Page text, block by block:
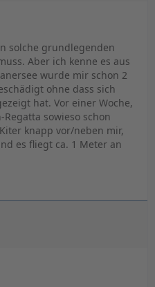
solche grundlegenden
Aber ich kenne es aus
wurde mir schon 2
ohne dass sich
hat. Vor einer Woche,
sowieso schon
knapp vor/neben mir,
es fliegt ca. 1 Meter an